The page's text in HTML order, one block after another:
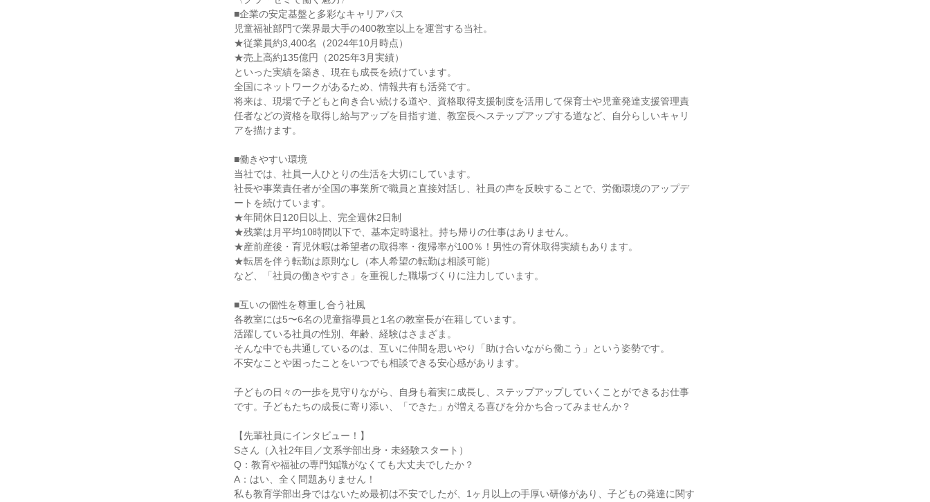
■企業の安定基盤と多彩なキャリアパス
児童福祉部門で業界最大手の400教室以上を運営する当社。
★従業員約3,400名（2024年10月時点）
★売上高約135億円（2025年3月実績）
といった実績を築き、現在も成長を続けています。
全国にネットワークがあるため、情報共有も活発です。
将来は、現場で子どもと向き合い続ける道や、資格取得支援制度を活用して保育士や児童発達支援管理責
任者などの資格を取得し給与アップを目指す道、教室長へステップアップする道など、自分らしいキャリ
アを描けます。
■働きやすい環境
当社では、社員一人ひとりの生活を大切にしています。
社長や事業責任者が全国の事業所で職員と直接対話し、社員の声を反映することで、労働環境のアップデ
ートを続けています。
★年間休日120日以上、完全週休2日制
★残業は月平均10時間以下で、基本定時退社。持ち帰りの仕事はありません。
★産前産後・育児休暇は希望者の取得率・復帰率が100％！男性の育休取得実績もあります。
★転居を伴う転勤は原則なし（本人希望の転勤は相談可能）
など、「社員の働きやすさ」を重視した職場づくりに注力しています。
■互いの個性を尊重し合う社風
各教室には5〜6名の児童指導員と1名の教室長が在籍しています。
活躍している社員の性別、年齢、経験はさまざま。
そんな中でも共通しているのは、互いに仲間を思いやり「助け合いながら働こう」という姿勢です。
不安なことや困ったことをいつでも相談できる安心感があります。
子どもの日々の一歩を見守りながら、自身も着実に成長し、ステップアップしていくことができるお仕事
です。子どもたちの成長に寄り添い、「できた」が増える喜びを分かち合ってみませんか？
【先輩社員にインタビュー！】
Sさん（入社2年目／文系学部出身・未経験スタート）
Q：教育や福祉の専門知識がなくても大丈夫でしたか？
A：はい、全く問題ありません！
私も教育学部出身ではないため最初は不安でしたが、1ヶ月以上の手厚い研修があり、子どもの発達に関す